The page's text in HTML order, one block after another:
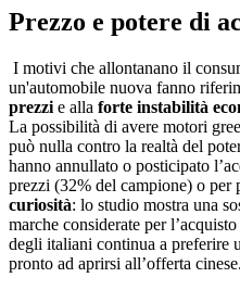
Prezzo e potere di
I motivi che allontanano il
un'automobile nuova fanno
prezzi e alla forte instabilità
La possibilità di avere motori
può nulla contro la realtà del
hanno annullato o posticipato
prezzi (32% del campione) o
curiosità: lo studio mostra una
marche considerate per
degli italiani continua a preferire
pronto ad aprirsi all’offerta cinese.